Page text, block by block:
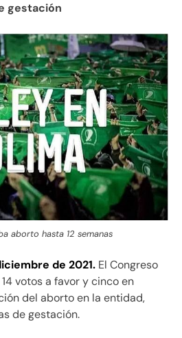
gestación
aborto hasta 12 semanas
de 2021. El Congreso
votos a favor y cinco en
del aborto en la entidad,
de gestación.